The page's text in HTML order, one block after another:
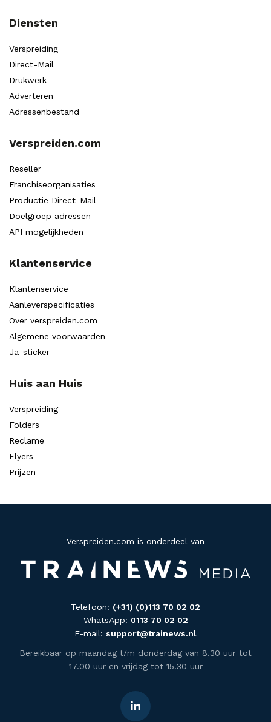
Diensten
Verspreiding
Direct-Mail
Drukwerk
Adverteren
Adressenbestand
Verspreiden.com
Reseller
Franchiseorganisaties
Productie Direct-Mail
Doelgroep adressen
API mogelijkheden
Klantenservice
Klantenservice
Aanleverspecificaties
Over verspreiden.com
Algemene voorwaarden
Ja-sticker
Huis aan Huis
Verspreiding
Folders
Reclame
Flyers
Prijzen
Verspreiden.com is onderdeel van
Telefoon: (+31) (0)113 70 02 02
WhatsApp: 0113 70 02 02
E-mail: support@trainews.nl
Bereikbaar op maandag t/m donderdag van 8.30 uur tot
17.00 uur en vrijdag tot 15.30 uur